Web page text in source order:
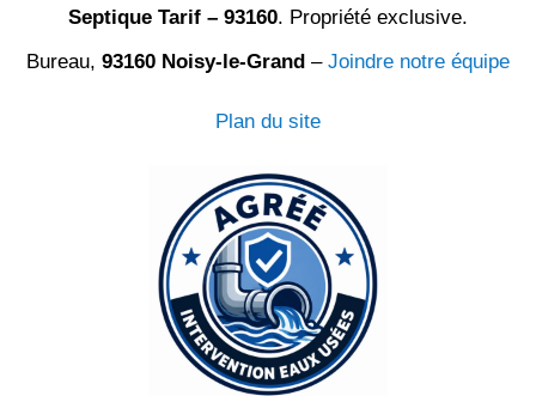
Septique Tarif – 93160. Propriété exclusive.
Bureau, 93160 Noisy-le-Grand – Joindre notre équipe
Plan du site